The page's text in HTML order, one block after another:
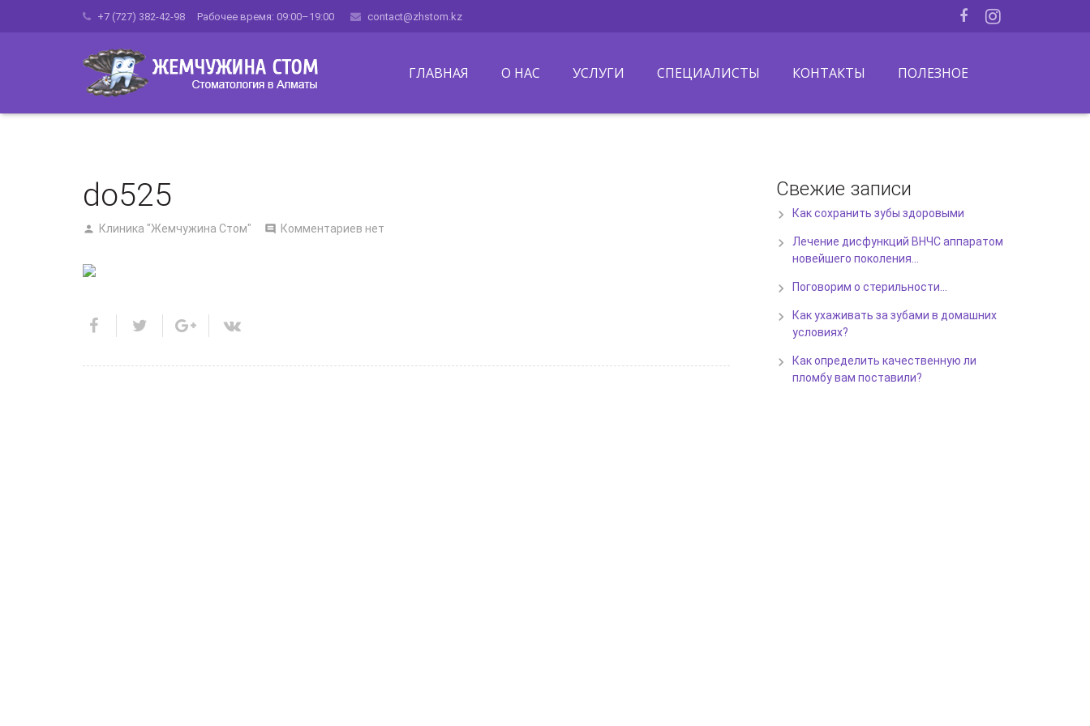
+7 (727) 382-42-98 Рабочее время: 09:00–19:00 contact@zhstom.kz
ГЛАВНАЯ О НАС УСЛУГИ СПЕЦИАЛИСТЫ КОНТАКТЫ ПОЛЕЗНОЕ
do525
Клиника "Жемчужина Стом" Комментариев нет
Свежие записи
Как сохранить зубы здоровыми
Лечение дисфункций ВНЧС аппаратом
новейшего поколения…
Поговорим о стерильности…
Как ухаживать за зубами в домашних
условиях?
Как определить качественную ли
пломбу вам поставили?